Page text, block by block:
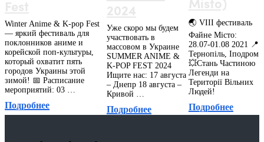
Winter Anime & K-pop Fest
— яркий фестиваль для
поклонников аниме и
корейской поп-культуры,
который охватит пять
городов Украины этой
зимой! 📅 Расписание
мероприятий: 03 …
Подробнее
Уже скоро мы будем
участвовать в
массовом в Украине
SUMMER ANIME &
K-POP FEST 2024
Ищите нас: 17 августа
– Днепр 18 августа –
Кривой …
Подробнее
🌏 VIII фестиваль
Файне Місто:
28.07-01.08 2021 📍
Тернопіль, Іподром
💥Стань Частиною
Легенди на
Території Вільних
Людей!
Подробнее